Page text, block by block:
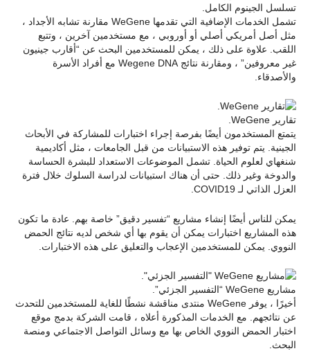
تسلسل الجينوم الكامل.
تشمل الخدمات الإضافية التي تقدمها WeGene مقارنة تشابه الأجداد ،
مثل أصل أمريكي أصلي أو أوروبي ، مع مستخدمين آخرين ، وتتبع
اللقب. علاوة على ذلك ، يمكن للمستخدمين البحث عن “أقارب جينيون
غير معروفين” ، ومقارنة نتائج Wegene DNA مع أفراد الأسرة
والأصدقاء.
تقارير WeGene.
يتمتع المستخدمون أيضًا بفرصة إجراء اختبارات للمشاركة في الأبحاث
الجينية. يتم توفير هذه الاستبيانات من قبل الجامعات ، مثل أكاديمية
شنغهاي لعلوم الحياة. تشمل الموضوعات الاستعداد للبشرة الحساسة
والدوخة وغير ذلك. حتى أن هناك استبيانات لدراسة السلوك خلال فترة
العزل الذاتي لـ COVID19.
يمكن للناس أيضًا إنشاء مشاريع “تفسير دقيق” خاصة بهم. عادة ما تكون
هذه المشاريع اختبارات يمكن أن يقوم بها أي شخص لديه نتائج الحمض
النووي. يمكن للمستخدمين الإعجاب والتعليق على هذه الاختبارات.
مشاريع WeGene “التفسير الجزئي”.
أخيرًا ، يوفر WeGene منتدى مناقشة نشطًا للغاية للمستخدمين للتحدث
عن نتائجهم. مع الخدمات المذكورة أعلاه ، قامت الشركة بدمج موقع
اختبار الحمض النووي الخاص بها مع وسائل التواصل الاجتماعي ومنصة
البحث.